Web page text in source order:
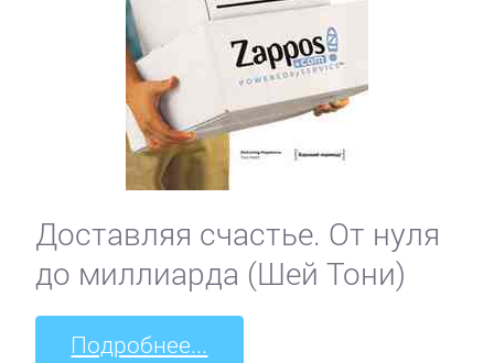
Доставляя счастье. От нуля
до миллиарда (Шей Тони)
Подробнее...